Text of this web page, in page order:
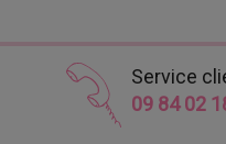
Service
09 84 02